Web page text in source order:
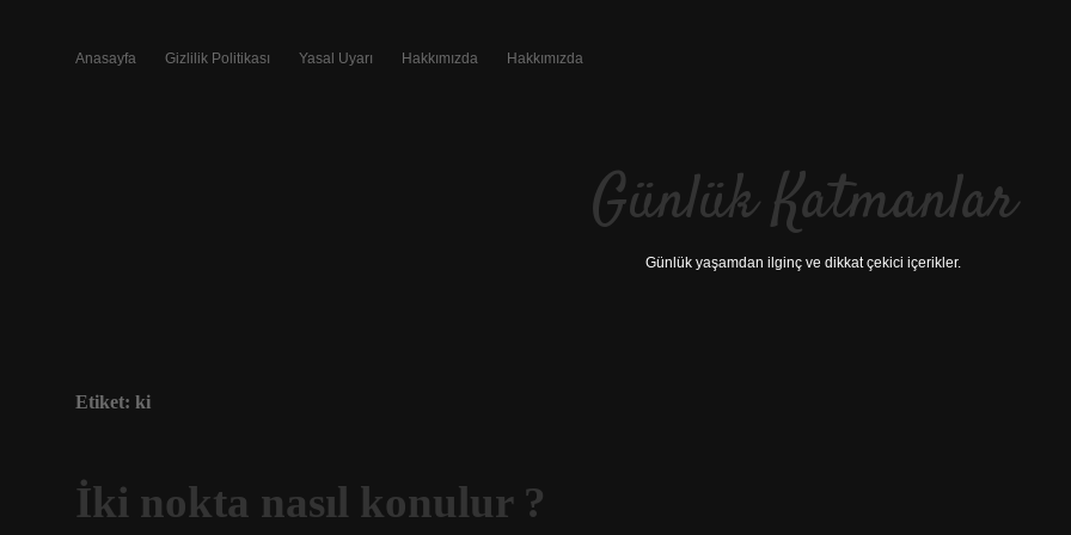
Anasayfa Gizlilik Politikası Yasal Uyarı Hakkımızda Hakkımızda
Günlük Katmanlar
Günlük yaşamdan ilginç ve dikkat çekici içerikler.
Etiket: ki
İki nokta nasıl konulur ?